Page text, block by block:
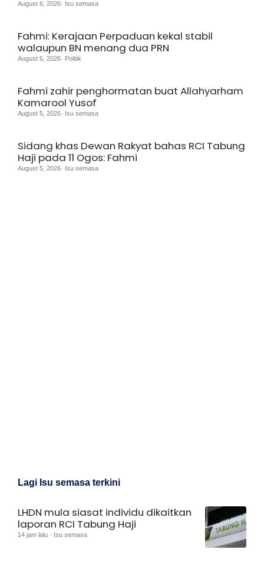
August 6, 2026· Isu semasa
Fahmi: Kerajaan Perpaduan kekal stabil
walaupun BN menang dua PRN
August 6, 2026· Politik
Fahmi zahir penghormatan buat Allahyarham
Kamarool Yusof
August 5, 2026· Isu semasa
Sidang khas Dewan Rakyat bahas RCI Tabung
Haji pada 11 Ogos: Fahmi
August 5, 2026· Isu semasa
Lagi Isu semasa terkini
LHDN mula siasat individu dikaitkan
laporan RCI Tabung Haji
14 jam lalu · Isu semasa